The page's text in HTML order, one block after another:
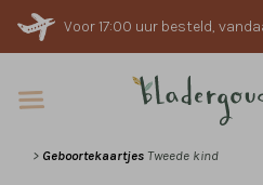
Voor 17:00 uur besteld,
> Geboortekaartjes Tweede kind